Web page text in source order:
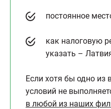
постоянное
как налоговую
указать –
Если хотя бы одно из
условий не
в любой из наших